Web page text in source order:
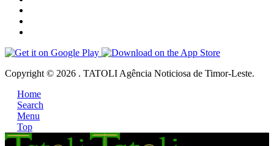
Copyright © 2026 . TATOLI Agência Noticiosa de Timor-Leste.
Home
Search
Menu
Top